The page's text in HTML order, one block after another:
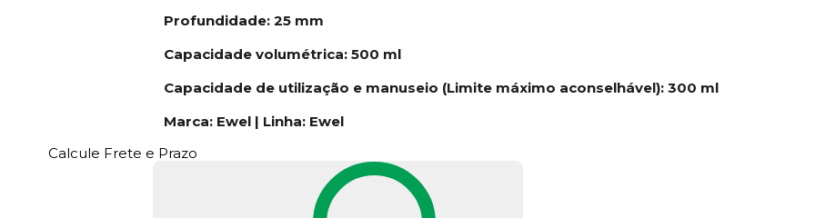
Profundidade: 25 mm
Capacidade volumétrica: 500 ml
Capacidade de utilização e manuseio (Limite máximo aconselhável): 300 ml
Marca: Ewel | Linha: Ewel
Calcule Frete e Prazo